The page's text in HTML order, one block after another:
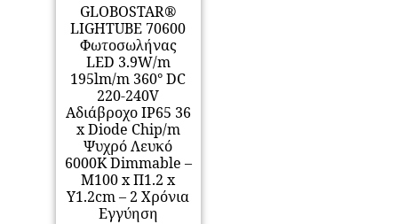
GLOBOSTAR®
LIGHTUBE 70600
Φωτοσωλήνας
LED 3.9W/m
195lm/m 360° DC
220-240V
Αδιάβροχο IP65 36
x Diode Chip/m
Ψυχρό Λευκό
6000K Dimmable –
Μ100 x Π1.2 x
Υ1.2cm – 2 Χρόνια
Εγγύηση